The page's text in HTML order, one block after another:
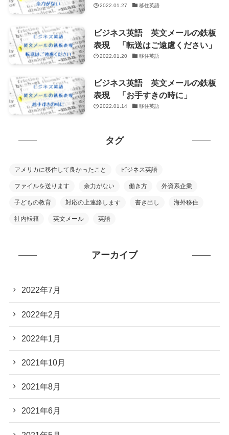
2022.01.27 移住英語
ビジネス英語 英文メールの鉄板
表現 「転送はご遠慮ください」
2022.01.20 移住英語
ビジネス英語 英文メールの鉄板
表現 「お手すきの時に」
2022.01.14 移住英語
タグ
アメリカに移住して良かったこと ビジネス英語
ファイルを送ります 余力がない 働き方 外資系企業
子どもの教育 対応の上連絡します 書き出し 海外移住
社内転籍 英文メール 英語
アーカイブ
2022年7月
2022年2月
2022年1月
2021年10月
2021年8月
2021年6月